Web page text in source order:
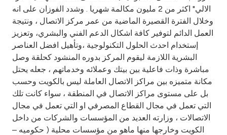
الالي" اكثر من 2 مليون مكالمة شهريا . وشدد الفوزان على انه
وخلال الفترة القصيرة الماضية من عمر مركز الاتصال ، ونتيجة
العمل الدائم لتوفير كافة اشكال الدعم الفني والبشري، وتعزيز
إستخدام احدث الحلول التكنولوجية ،وتأهيل افضل العناصر
البشرية اللازمة ليقوم المركز بدوره المنشود كحلقة وصل
مباشرة وذات فاعلية بين بيتك وعملائه وخدماتهم ، جعله يحتل
مكانة متميزه بين مراكز الاتصال العاملة ليس بالكويت وحسب
بل على مستوى مراكز الاتصال في المنطقة ، سواء كانت تلك
التي تعمل في مجال القطاع المصرفي او التي تعمل في مجال
الاتصالات ، وزارته العديد من المؤسسات والشركات من داخل
الكويت وخارجها منها ماهو من مؤسسات محلية ( حكوميه –